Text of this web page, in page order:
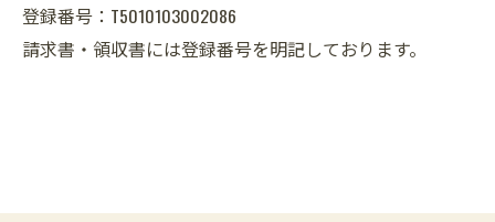
登録番号：T5010103002086
請求書・領収書には登録番号を明記しております。